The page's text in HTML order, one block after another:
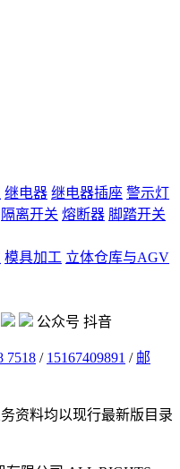
继电器 继电器插座 警示灯
隔离开关 熔断器 脚踏开关
模具加工 立体仓库与AGV
公众号 抖音
7518 / 15167409891 / 邮
资料均以现行最新版目录